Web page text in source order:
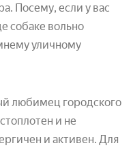
Посему, если у вас
собаке вольно
уличному
любимец городского
и не
и активен. Для